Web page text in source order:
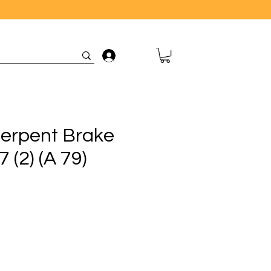
Connexion
Brake
(2) (A 79)